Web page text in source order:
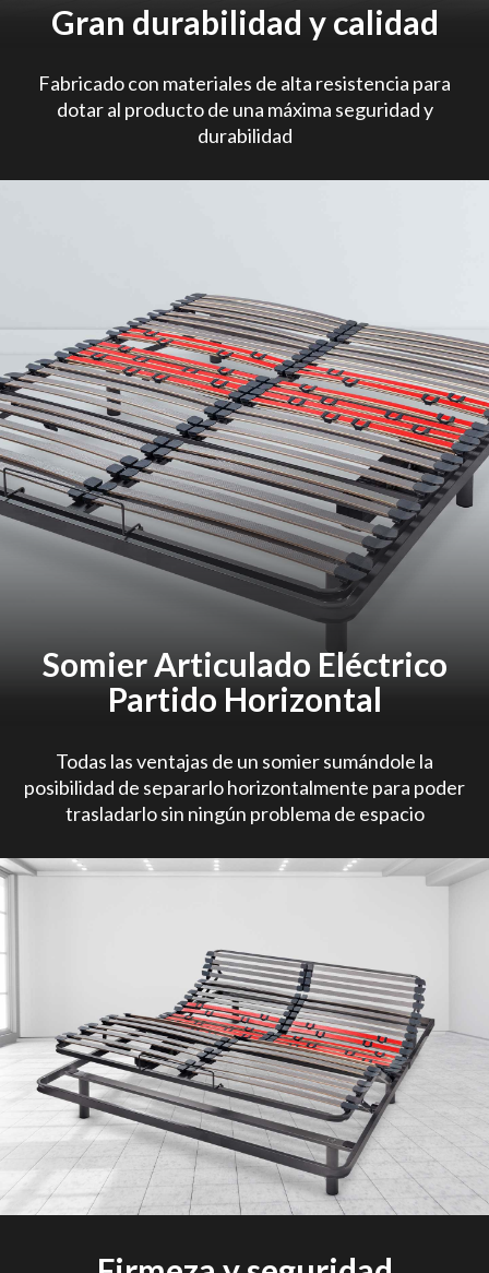
Gran durabilidad y calidad
Fabricado con materiales de alta resistencia para
dotar al producto de una máxima seguridad y
durabilidad
Somier Articulado Eléctrico
Partido Horizontal
Todas las ventajas de un somier sumándole la
posibilidad de separarlo horizontalmente para poder
trasladarlo sin ningún problema de espacio